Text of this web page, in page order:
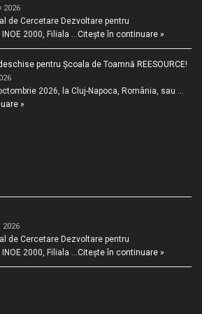
2026
de Cercetare Dezvoltare pentru
2000, Filiala … Citește în continuare »
pentru Școala de Toamnă REESOURCE!
2026, la Cluj-Napoca, România, sau …
»
2026
de Cercetare Dezvoltare pentru
2000, Filiala … Citește în continuare »